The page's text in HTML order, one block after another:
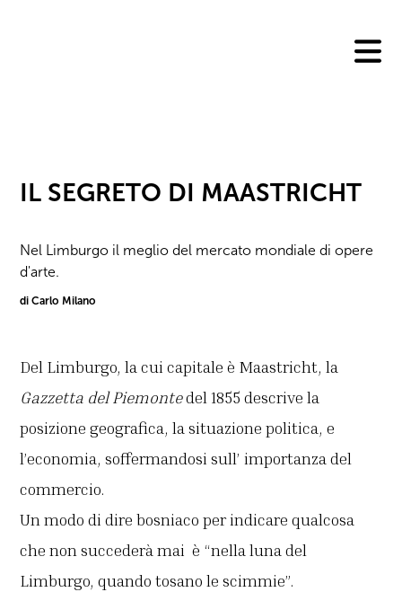
IL SEGRETO DI MAASTRICHT
Nel Limburgo il meglio del mercato mondiale di opere
d'arte.
di Carlo Milano
Del Limburgo, la cui capitale è Maastricht, la
Gazzetta del Piemontedel 1855 descrive la
posizione geografica, la situazione politica, e
l’economia, soffermandosi sull’ importanza del
commercio.
Un modo di dire bosniaco per indicare qualcosa
che non succederà mai è “nella luna del
Limburgo, quando tosano le scimmie”.